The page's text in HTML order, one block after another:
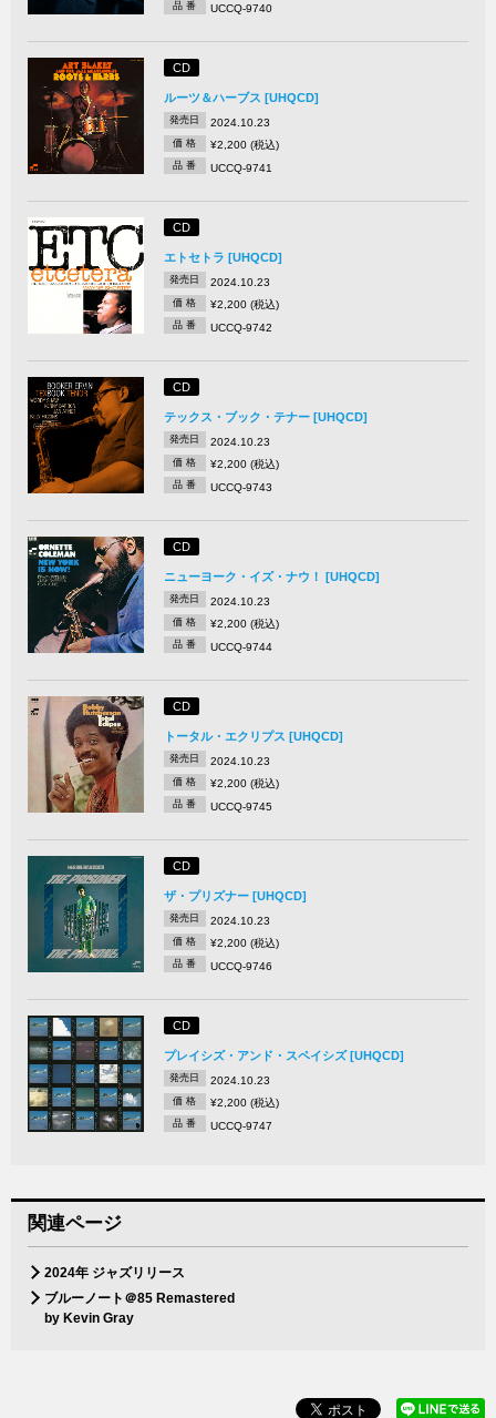
品 番 UCCQ-9740
CD
ルーツ＆ハーブス [UHQCD]
発売日 2024.10.23
価 格 ¥2,200 (税込)
品 番 UCCQ-9741
CD
エトセトラ [UHQCD]
発売日 2024.10.23
価 格 ¥2,200 (税込)
品 番 UCCQ-9742
CD
テックス・ブック・テナー [UHQCD]
発売日 2024.10.23
価 格 ¥2,200 (税込)
品 番 UCCQ-9743
CD
ニューヨーク・イズ・ナウ！ [UHQCD]
発売日 2024.10.23
価 格 ¥2,200 (税込)
品 番 UCCQ-9744
CD
トータル・エクリプス [UHQCD]
発売日 2024.10.23
価 格 ¥2,200 (税込)
品 番 UCCQ-9745
CD
ザ・プリズナー [UHQCD]
発売日 2024.10.23
価 格 ¥2,200 (税込)
品 番 UCCQ-9746
CD
プレイシズ・アンド・スペイシズ [UHQCD]
発売日 2024.10.23
価 格 ¥2,200 (税込)
品 番 UCCQ-9747
関連ページ
2024年 ジャズリリース
ブルーノート＠85 Remastered
by Kevin Gray